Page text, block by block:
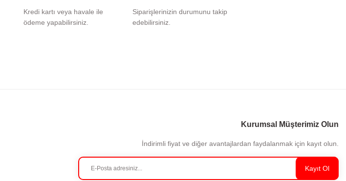
Kredi kartı veya havale ile
ödeme yapabilirsiniz.
Siparişlerinizin durumunu takip
edebilirsiniz.
Kurumsal Müşterimiz Olun
İndirimli fiyat ve diğer avantajlardan faydalanmak için kayıt olun.
Kayıt Ol